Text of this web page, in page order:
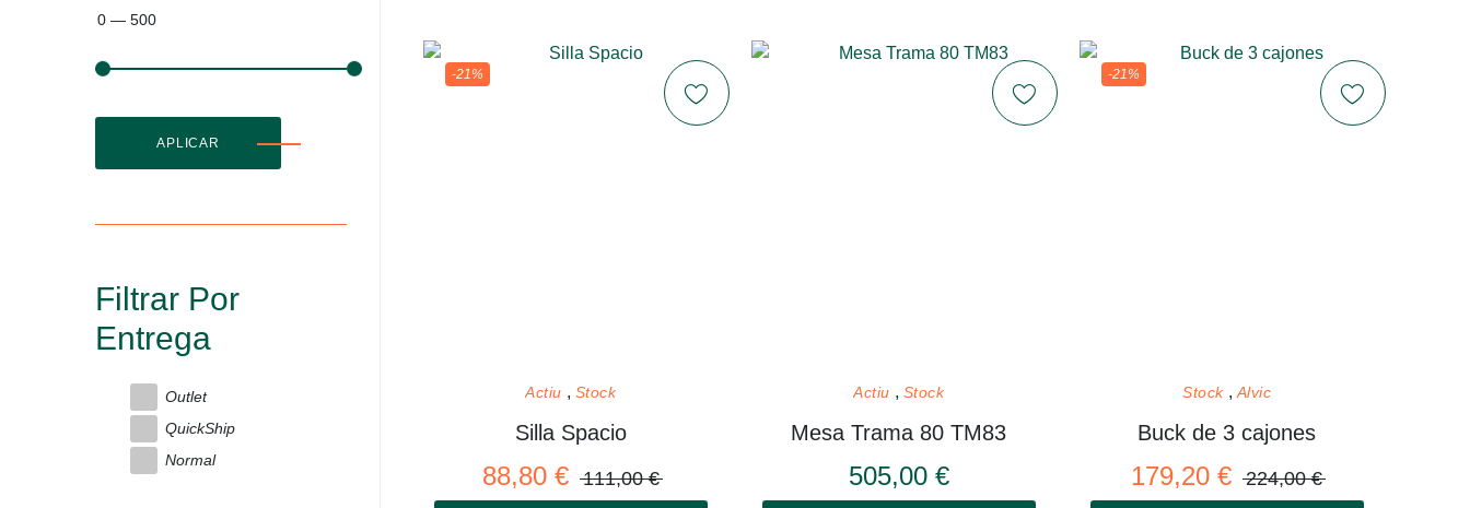
-21%
Actiu Stock
Silla Spacio
88,80 € 111,00 €
Actiu Stock
Mesa Trama 80 TM83
505,00 €
-21%
Stock Alvic
Buck de 3 cajones
179,20 € 224,00 €
0 — 500
APLICAR
Filtrar Por
Entrega
Outlet
QuickShip
Normal